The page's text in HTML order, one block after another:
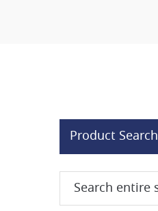
Product Search